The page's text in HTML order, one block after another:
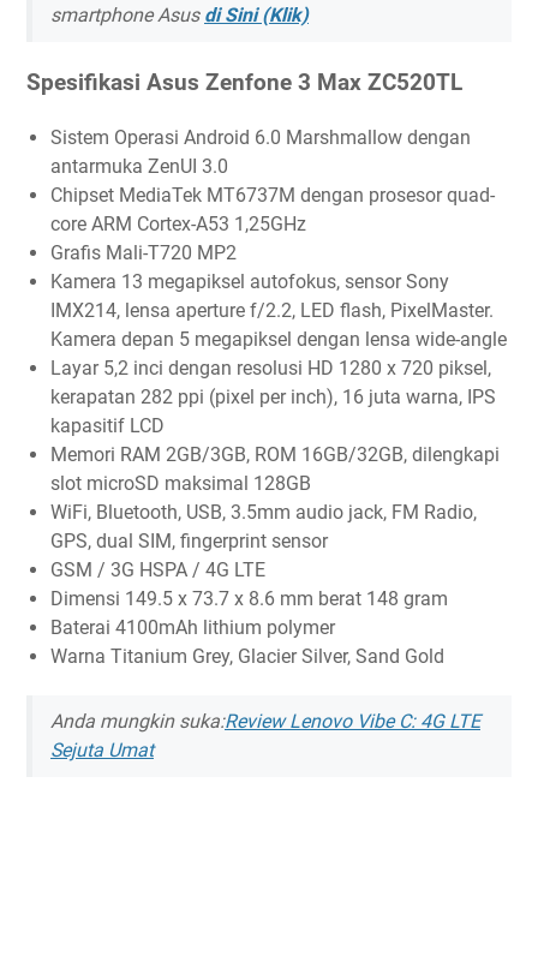
smartphone Asus di Sini (Klik)
Spesifikasi Asus Zenfone 3 Max ZC520TL
Sistem Operasi Android 6.0 Marshmallow dengan
antarmuka ZenUI 3.0
Chipset MediaTek MT6737M dengan prosesor quad-
core ARM Cortex-A53 1,25GHz
Grafis Mali-T720 MP2
Kamera 13 megapiksel autofokus, sensor Sony
IMX214, lensa aperture f/2.2, LED flash, PixelMaster.
Kamera depan 5 megapiksel dengan lensa wide-angle
Layar 5,2 inci dengan resolusi HD 1280 x 720 piksel,
kerapatan 282 ppi (pixel per inch), 16 juta warna, IPS
kapasitif LCD
Memori RAM 2GB/3GB, ROM 16GB/32GB, dilengkapi
slot microSD maksimal 128GB
WiFi, Bluetooth, USB, 3.5mm audio jack, FM Radio,
GPS, dual SIM, fingerprint sensor
GSM / 3G HSPA / 4G LTE
Dimensi 149.5 x 73.7 x 8.6 mm berat 148 gram
Baterai 4100mAh lithium polymer
Warna Titanium Grey, Glacier Silver, Sand Gold
Anda mungkin suka:Review Lenovo Vibe C: 4G LTE
Sejuta Umat